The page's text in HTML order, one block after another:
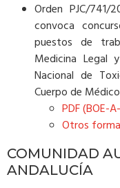
Orden PJC/
convoca
puestos de
Medicina Legal
Nacional de
Cuerpo de
PDF (BOE-
Otros
COMUNIDAD
ANDALUCÍA